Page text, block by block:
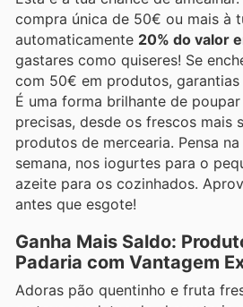
compra única de 50€ ou mais à
automaticamente 20% do valor
gastares como quiseres! Se
com 50€ em produtos,
É uma forma brilhante de
precisas, desde os frescos mais
produtos de mercearia. Pensa
semana, nos iogurtes para o
azeite para os cozinhados.
antes que esgote!
Ganha Mais Saldo:
Padaria com Vantagem
Adoras pão quentinho e fruta